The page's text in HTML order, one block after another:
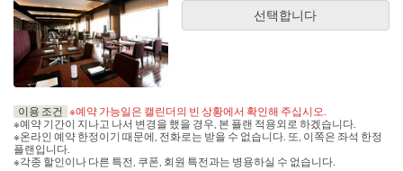
선택합니다
이용 조건 ※예약 가능일은 캘린더의 빈 상황에서 확인해 주십시오.
※예약 기간이 지나고 나서 변경을 했을 경우, 본 플랜 적용외로 하겠습니다.
※온라인 예약 한정이기 때문에, 전화로는 받을 수 없습니다. 또, 이쪽은 좌석 한정
플랜입니다.
※각종 할인이나 다른 특전, 쿠폰, 회원 특전과는 병용하실 수 없습니다.